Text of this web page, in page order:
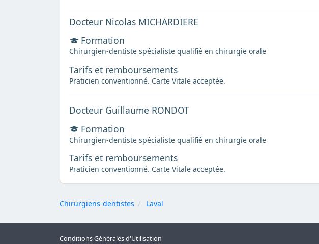
Docteur Nicolas MICHARDIERE
Formation
Chirurgien-dentiste spécialiste qualifié en chirurgie orale
Tarifs et remboursements
Praticien conventionné. Carte Vitale acceptée.
Docteur Guillaume RONDOT
Formation
Chirurgien-dentiste spécialiste qualifié en chirurgie orale
Tarifs et remboursements
Praticien conventionné. Carte Vitale acceptée.
Chirurgiens-dentistes Laval
Conditions Générales d'Utilisation